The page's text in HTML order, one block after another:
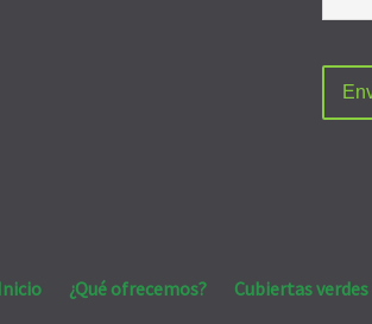
Inicio ¿Qué ofrecemos? Cubiertas